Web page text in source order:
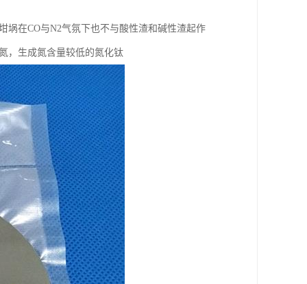
在CO与N2气氛下也不与酸性渣和碱性渣起作
，生成氮含量较低的氮化钛